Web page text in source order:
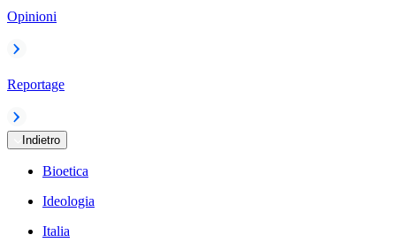
Opinioni
Reportage
Indietro
Bioetica
Ideologia
Italia